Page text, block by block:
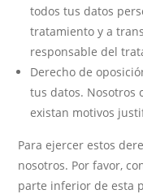
todos tus datos
tratamiento y a
responsable del
Derecho de
tus datos. Nosotros
existan motivos
Para ejercer estos
nosotros. Por favor,
parte inferior de esta